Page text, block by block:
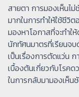
สายตา การมองเห็นไ
มากในการทำให้ใช้ชีวิ
มองหาโอกาสที่จะทำใ
นักทัศนมาตรที่เรียนจบ
เป็นเรื่องการตัดแว่น
เบื้องต้นเกี่ยวกับโรค
ในการกลับมามองเห็น